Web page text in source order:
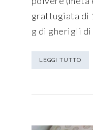
grattugiata di
g di gherigli
LEGGI TUTTO